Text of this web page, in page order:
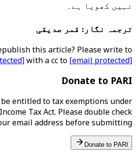
نہیں کھویا ہے۔
ترجمہ نگار: قمر صدیقی
this article? Please write to
with a cc to [email protected]
Donate to PARI
entitled to tax exemptions under
Tax Act. Please double check
email address before submitting.
Donate to PARI